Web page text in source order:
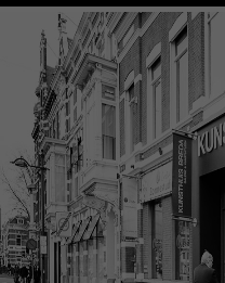
Amstelveenseweg 135
1075 VX Amsterdam
+31 (0)20 2332546
info@kunsthuisamsterdam.nl
Lees meer